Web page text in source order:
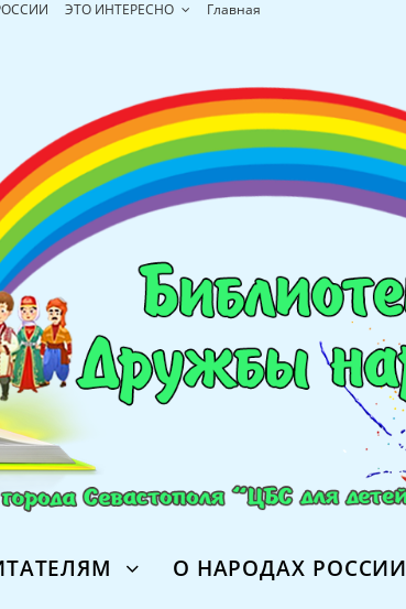
ЭТО ИНТЕРЕСНО Главная
О НАРОДАХ РОССИИ